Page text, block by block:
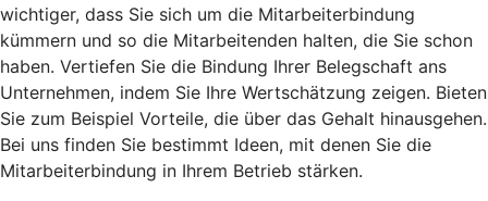
wichtiger, dass Sie sich um die Mitarbeiterbindung
kümmern und so die Mitarbeitenden halten, die Sie schon
haben. Vertiefen Sie die Bindung Ihrer Belegschaft ans
Unternehmen, indem Sie Ihre Wertschätzung zeigen. Bieten
Sie zum Beispiel Vorteile, die über das Gehalt hinausgehen.
Bei uns finden Sie bestimmt Ideen, mit denen Sie die
Mitarbeiterbindung in Ihrem Betrieb stärken.